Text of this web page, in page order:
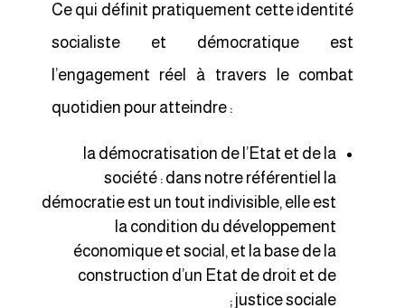
Ce qui définit pratiquement cette identité
socialiste et démocratique est
l’engagement réel à travers le combat
quotidien pour atteindre :
la démocratisation de l’Etat et de la
société : dans notre référentiel la
démocratie est un tout indivisible, elle est
la condition du développement
économique et social, et la base de la
construction d’un Etat de droit et de
justice sociale ;